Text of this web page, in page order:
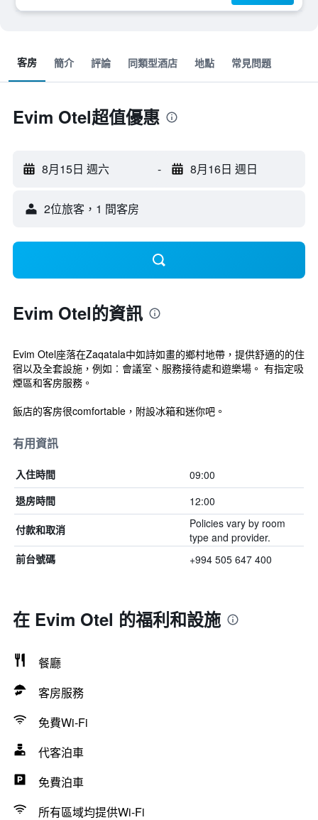
客房 簡介 評論 同類型酒店 地點 常見問題
Evim Otel超值優惠
8月15日 週六 - 8月16日 週日
2位旅客，1 間客房
Evim Otel的資訊
Evim Otel座落在Zaqatala中如詩如畫的鄉村地帶，提供舒適的的住
宿以及全套設施，例如︰會議室、服務接待處和遊樂場。 有指定吸
煙區和客房服務。
飯店的客房很comfortable，附設冰箱和迷你吧。
有用資訊
入住時間 09:00
退房時間 12:00
付款和取消
Policies vary by room
type and provider.
前台號碼 +994 505 647 400
在 Evim Otel 的福利和設施
餐廳
客房服務
免費Wi-Fi
代客泊車
免費泊車
所有區域均提供Wi-Fi